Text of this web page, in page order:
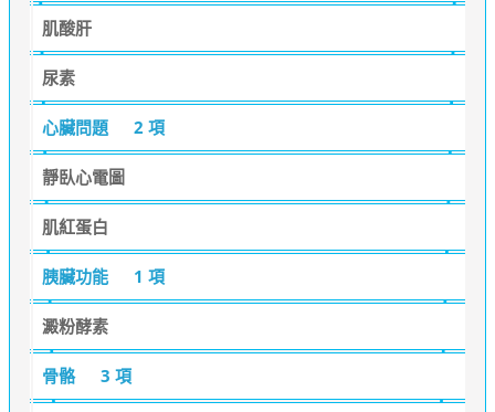
肌酸肝
尿素
心臟問題 2 項
靜臥心電圖
肌紅蛋白
胰臟功能 1 項
澱粉酵素
骨骼 3 項